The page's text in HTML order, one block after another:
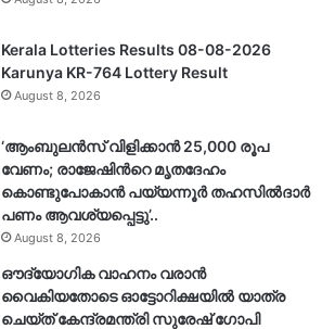
Kerala Lotteries Results 08-08-2026
Karunya KR-764 Lottery Result
August 8, 2026
‘ആംബുലൻസ് വിളിക്കാൻ 25,000 രൂപ
വേണം; രാജേഷിൻറെ മൃതദേഹം
കൊണ്ടുപോകാൻ പയ്യന്നൂർ തഹസിൽദാർ
പണം ആവശ്യപ്പെട്ടു’..
August 8, 2026
ഔദ്യോഗിക വാഹനം വരാന്‍
വൈകിയതോടെ ഓട്ടോറിക്ഷയില്‍ യാത്ര
ചെയ്ത് കേന്ദ്രമന്ത്രി സുരേഷ് ഗോപി